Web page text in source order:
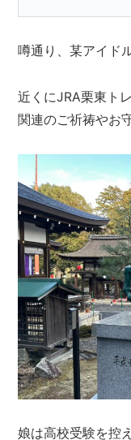
噂通り、某アイド
近くにJRA栗東ト
関連のご祈祷やお
娘は高校受験を控